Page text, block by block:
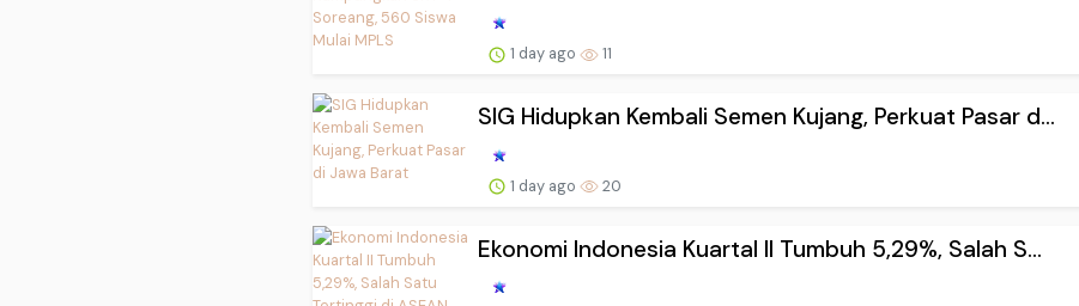
1 day ago 11
SIG Hidupkan Kembali Semen Kujang, Perkuat Pasar d...
1 day ago 20
Ekonomi Indonesia Kuartal II Tumbuh 5,29%, Salah S...